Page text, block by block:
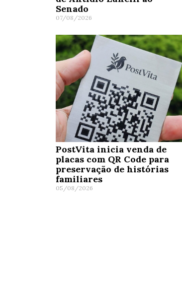
Senado
07/08/2026
PostVita inicia venda de
placas com QR Code para
preservação de histórias
familiares
05/08/2026